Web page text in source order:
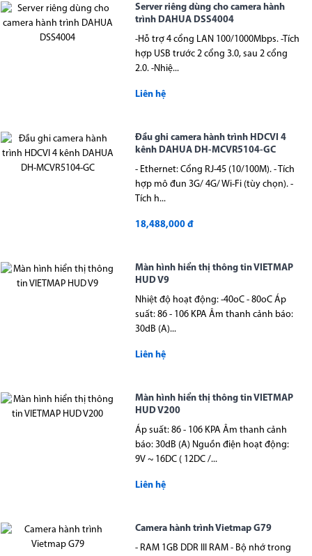
Server riêng dùng cho camera hành
trình DAHUA DSS4004
-Hỗ trợ 4 cổng LAN 100/1000Mbps. -Tích
hợp USB trước 2 cổng 3.0, sau 2 cổng
2.0. -Nhiệ...
Liên hệ
Đầu ghi camera hành trình HDCVI 4
kênh DAHUA DH-MCVR5104-GC
- Ethernet: Cổng RJ-45 (10/100M). - Tích
hợp mô đun 3G/ 4G/ Wi-Fi (tùy chọn). -
Tích h...
18,488,000 đ
Màn hình hiển thị thông tin VIETMAP
HUD V9
Nhiệt độ hoạt động: -40oC - 80oC Áp
suất: 86 - 106 KPA Âm thanh cảnh báo:
30dB (A)...
Liên hệ
Màn hình hiển thị thông tin VIETMAP
HUD V200
Áp suất: 86 - 106 KPA Âm thanh cảnh
báo: 30dB (A) Nguồn điện hoạt động:
9V ~ 16DC ( 12DC /...
Liên hệ
Camera hành trình Vietmap G79
- RAM 1GB DDR III RAM - Bộ nhớ trong